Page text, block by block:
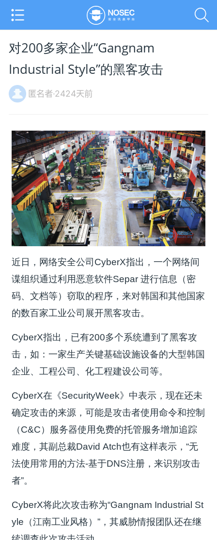
对200多家企业“Gangnam
Industrial Style”的黑客攻击
匿名者·2424天前
近日，网络安全公司CyberX指出，一个网络间
谍组织通过利用恶意软件Separ 进行信息（密
码、文档等）窃取的程序，来对韩国和其他国家
的数百家工业公司展开黑客攻击。
CyberX指出，已有200多个系统遭到了黑客攻
击，如：一家生产关键基础设施设备的大型韩国
企业、工程公司、化工程建设公司等。
CyberX在《SecurityWeek》中表示，现在还未
确定攻击的来源，可能是攻击者使用命令和控制
（C&C）服务器使用免费的托管服务增加追踪
难度，其副总裁David Atch也有这样表示，“无
法使用常用的方法-基于DNS注册，来识别攻击
者”。
CyberX将此次攻击称为“Gangnam Industrial St
yle（江南工业风格）”，其威胁情报团队还在继